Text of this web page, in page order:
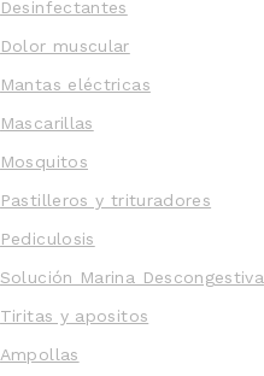
Desinfectantes
Dolor muscular
Mantas eléctricas
Mascarillas
Mosquitos
Pastilleros y trituradores
Pediculosis
Solución Marina Descongestiva
Tiritas y apositos
Ampollas